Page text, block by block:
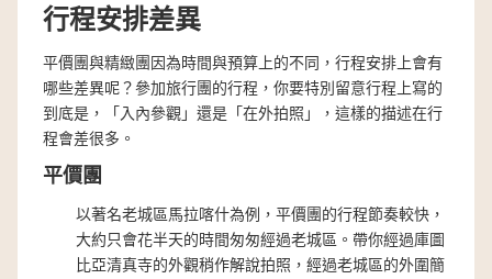
行程安排差異
平價團與精緻團因為時間與預算上的不同，行程安排上會有
哪些差異呢？參加旅行團的行程，你要特別留意行程上寫的
到底是，「入內參觀」還是「在外拍照」，這樣的描述在行
程會差很多。
平價團
以著名老城區馬拉喀什為例，平價團的行程節奏較快，
大約只會花半天的時間匆匆經過老城區。帶你經過庫圖
比亞清真寺的外觀稍作解說拍照，經過老城區的外圍簡